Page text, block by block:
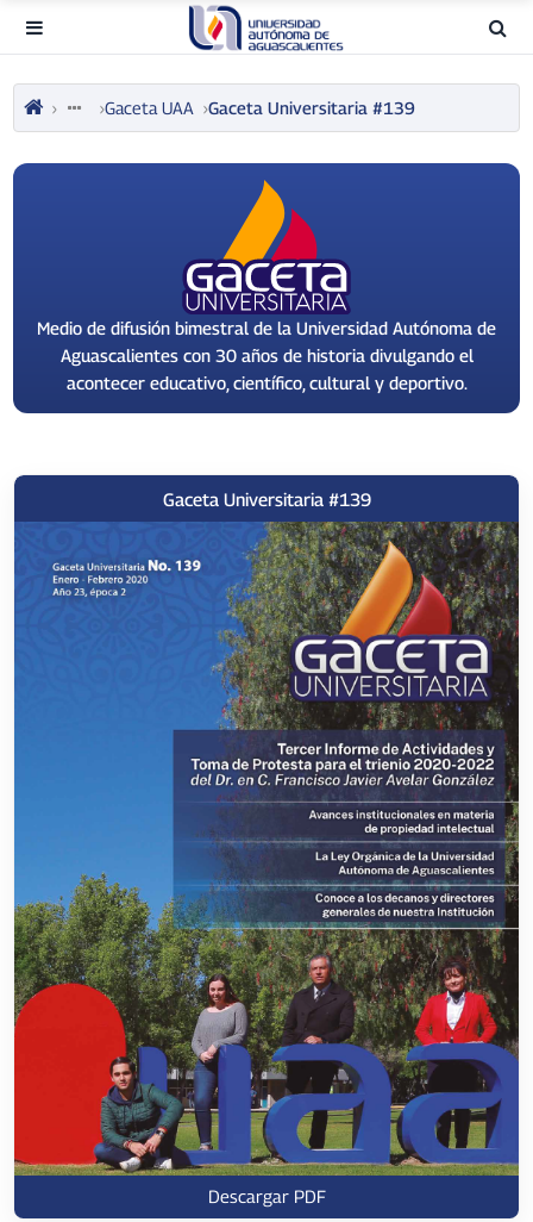
Gaceta UAA Gaceta Universitaria #139
Medio de difusión bimestral de la Universidad Autónoma de
Aguascalientes con 30 años de historia divulgando el
acontecer educativo, científico, cultural y deportivo.
Gaceta Universitaria #139
Descargar PDF